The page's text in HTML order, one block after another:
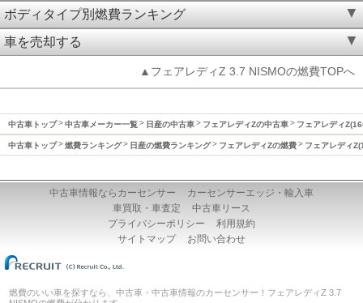
ボディタイプ別燃費ランキング
車を売却する
▲フェアレディZ 3.7 NISMOの燃費TOPへ
中古車トップ 中古車メーカー一覧 日産の中古車 フェアレディZの中古車 フェアレディ
中古車トップ 燃費ランキング 日産の燃費ランキング フェアレディZの燃費 フェアレディ
中古車情報ならカーセンサー
カーセンサーエッジ・輸入車
車買取・車査定
中古車リース
プライバシーポリシー
利用規約
サイトマップ
お問い合わせ
燃費のいい車を探すなら、中古車・中古車情報のカーセンサー！フェアレディZ 3.7